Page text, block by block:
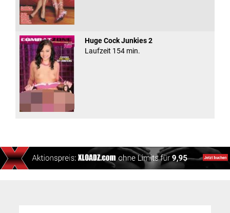
Huge Cock Junkies 2
Laufzeit 154 min.